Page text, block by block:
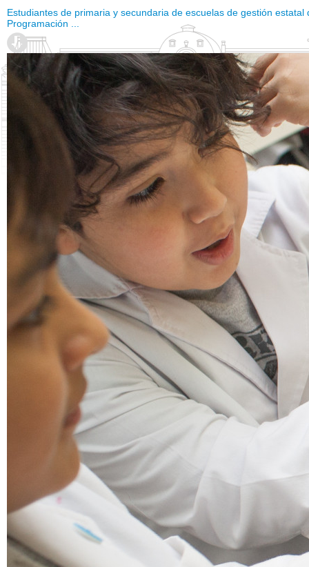
Estudiantes de primaria y secundaria de escuelas de gestión
Programación ...